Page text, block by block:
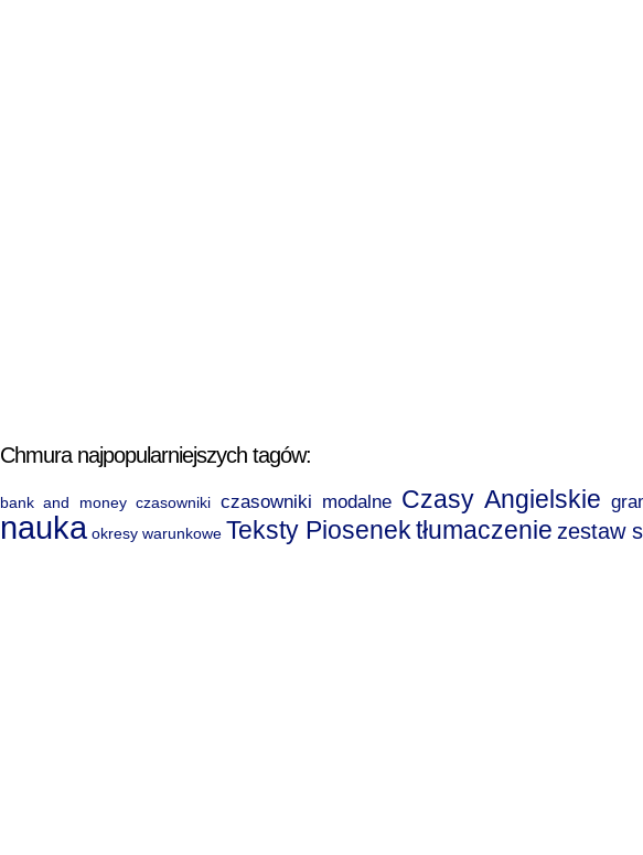
Chmura najpopularniejszych tagów:
bank and money czasowniki czasowniki modalne Czasy Angielskie
nauka okresy warunkowe Teksty Piosenektłumaczenie zestaw